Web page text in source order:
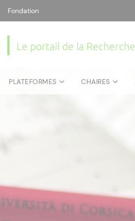
Fondation
Le portail de la
PLATEFORMES CHAIRES